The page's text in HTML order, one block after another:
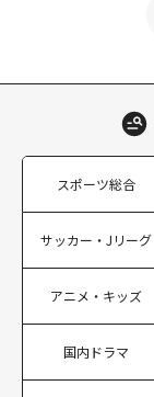
スポーツ総合
サッカー・Jリーグ
アニメ・キッズ
国内ドラマ